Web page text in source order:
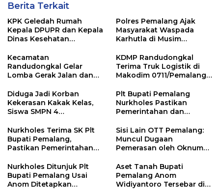
Berita Terkait
KPK Geledah Rumah
Kepala DPUPR dan Kepala
Dinas Kesehatan
Polres Pemalang Ajak
Masyarakat Waspada
Karhutla di Musim
Kecamatan
Randudongkal Gelar
Lomba Gerak Jalan dan
HUT RI ke-81
KDMP Randudongkal
Terima Truk Logistik di
Makodim 0711/Pemalang
Desa
Diduga Jadi Korban
Kekerasan Kakak Kelas,
Siswa SMPN 4
Dunia
Plt Bupati Pemalang
Nurkholes Pastikan
Pemerintahan dan
Berjalan
Nurkholes Terima SK Plt
Bupati Pemalang,
Pastikan Pemerintahan
Sisi Lain OTT Pemalang:
Muncul Dugaan
Pemerasan oleh Oknum
Nurkholes Ditunjuk Plt
Bupati Pemalang Usai
Anom Ditetapkan
Aset Tanah Bupati
Pemalang Anom
Widiyantoro Tersebar di